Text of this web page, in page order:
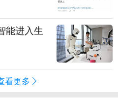
能进入生
看更多